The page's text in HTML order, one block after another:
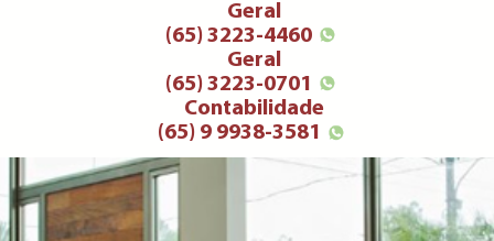
Geral
(65) 3223-4460
Geral
(65) 3223-0701
Contabilidade
(65) 9 9938-3581